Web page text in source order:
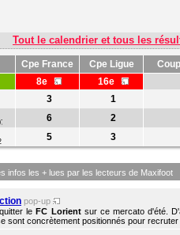
Tout le calendrier et tous les
Cpe France Cpe Ligue
8e
16e
3
1
6
2
5 3
infos les + lues par les lecteurs de Maxifoot
pop-up
leFC Lorientsur ce mercato d'été.
sont concrètement positionnés pour